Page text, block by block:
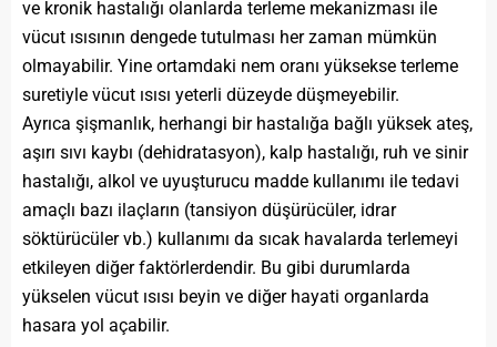
ve kronik hastalığı olanlarda terleme mekanizması ile
vücut ısısının dengede tutulması her zaman mümkün
olmayabilir. Yine ortamdaki nem oranı yüksekse terleme
suretiyle vücut ısısı yeterli düzeyde düşmeyebilir.
Ayrıca şişmanlık, herhangi bir hastalığa bağlı yüksek ateş,
aşırı sıvı kaybı (dehidratasyon), kalp hastalığı, ruh ve sinir
hastalığı, alkol ve uyuşturucu madde kullanımı ile tedavi
amaçlı bazı ilaçların (tansiyon düşürücüler, idrar
söktürücüler vb.) kullanımı da sıcak havalarda terlemeyi
etkileyen diğer faktörlerdendir. Bu gibi durumlarda
yükselen vücut ısısı beyin ve diğer hayati organlarda
hasara yol açabilir.